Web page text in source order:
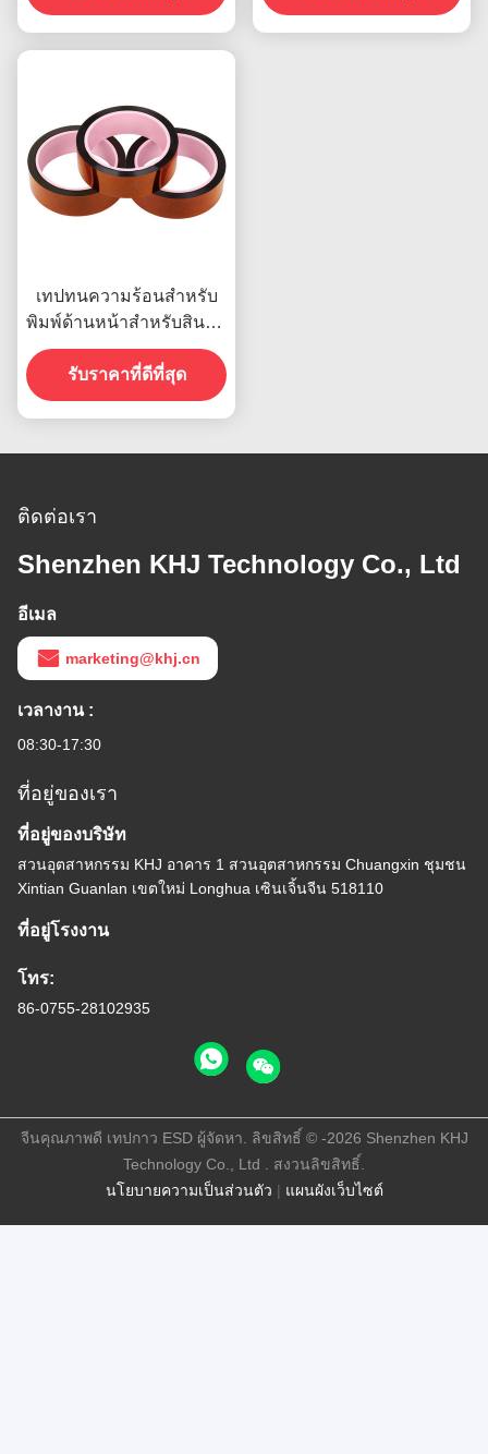
25mm
เทปทนความร้อนสำหรับ
พิมพ์ด้านหน้าสำหรับสินค้า
ในสต็อก
รับราคาที่ดีที่สุด
ติดต่อเรา
Shenzhen KHJ Technology Co., Ltd
อีเมล
marketing@khj.cn
เวลางาน :
08:30-17:30
ที่อยู่ของเรา
ที่อยู่ของบริษัท
สวนอุตสาหกรรม KHJ อาคาร 1 สวนอุตสาหกรรม Chuangxin ชุมชน
Xintian Guanlan เขตใหม่ Longhua เซินเจิ้นจีน 518110
ที่อยู่โรงงาน
โทร:
86-0755-28102935
นโยบายความเป็นส่วนตัว | แผนผังเว็บไซต์
จีนคุณภาพดี เทปกาว ESD ผู้จัดหา. ลิขสิทธิ์ © -2026 Shenzhen KHJ
Technology Co., Ltd . สงวนลิขสิทธิ์.